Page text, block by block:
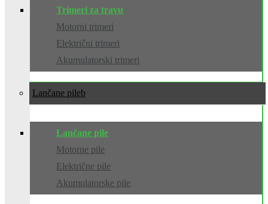
Trimeri za travu
Motorni trimeri
Električni trimeri
Akumulatorski trimeri
Lančane pile
Lančane pile
Motorne pile
Električne pile
Akumulatorske pile